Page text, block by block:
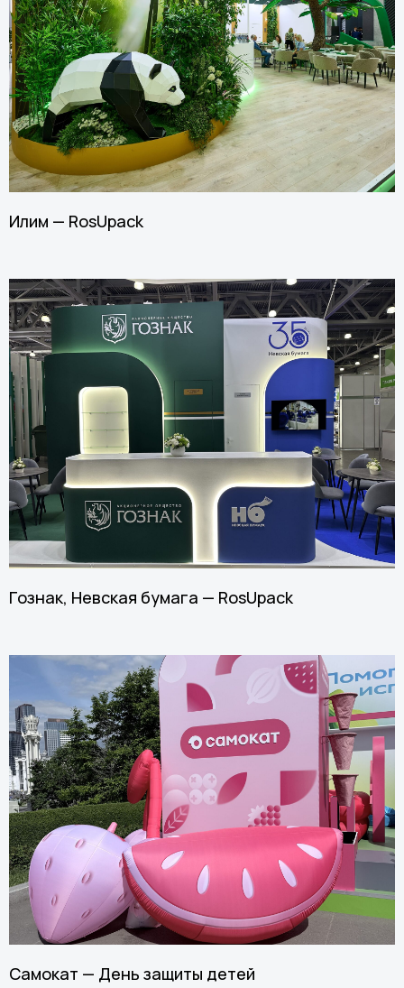
Илим — RosUpack
Гознак, Невская бумага — RosUpack
Самокат — День защиты детей